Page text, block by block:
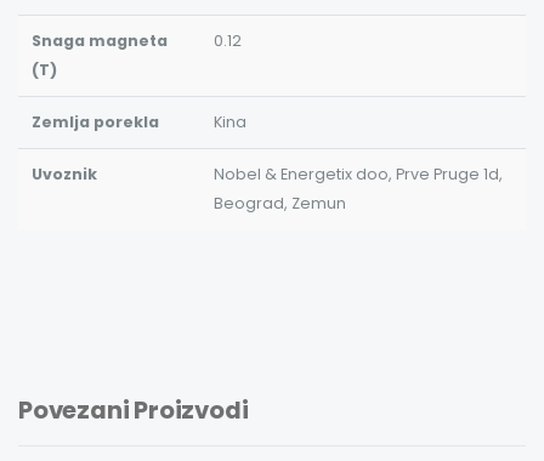
Snaga magneta
(T)
0.12
Zemlja porekla Kina
Uvoznik
Nobel & Energetix doo, Prve Pruge 1d,
Beograd, Zemun
Povezani Proizvodi